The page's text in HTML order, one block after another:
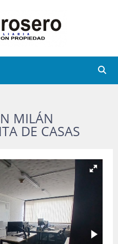
MILÁN
DE CASAS